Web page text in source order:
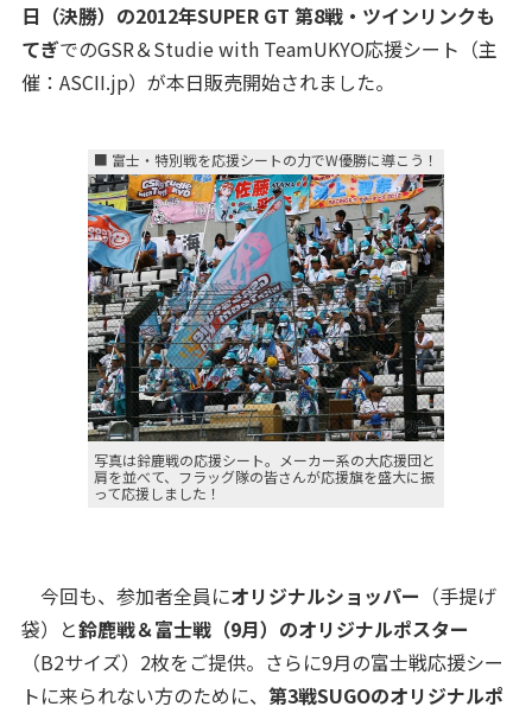
日（決勝）の2012年SUPER GT 第8戦・ツインリンクも
てぎでのGSR＆Studie with TeamUKYO応援シート（主
催：ASCII.jp）が本日販売開始されました。
■ 富士・特別戦を応援シートの力でW優勝に導こう！
写真は鈴鹿戦の応援シート。メーカー系の大応援団と
肩を並べて、フラッグ隊の皆さんが応援旗を盛大に振
って応援しました！
今回も、参加者全員にオリジナルショッパー （手提げ
袋）と鈴鹿戦＆富士戦（9月）のオリジナルポスター
（B2サイズ）2枚をご提供。さらに9月の富士戦応援シー
トに来られない方のために、 第3戦SUGOのオリジナルポ